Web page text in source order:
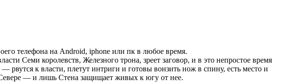
телефона на Android, iphone или пк в любое время.
Семи королевств, Железного трона, зреет заговор, и в это непростое время
к власти, плетут интриги и готовы вонзить нож в спину, есть место и
— и лишь Стена защищает живых к югу от нее.